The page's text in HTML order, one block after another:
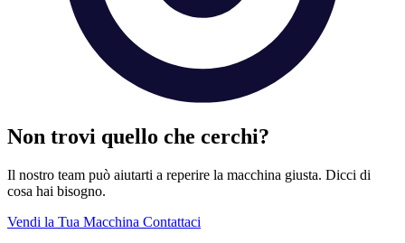
Non trovi quello che cerchi?
Il nostro team può aiutarti a reperire la macchina giusta. Dicci di
cosa hai bisogno.
Vendi la Tua Macchina Contattaci